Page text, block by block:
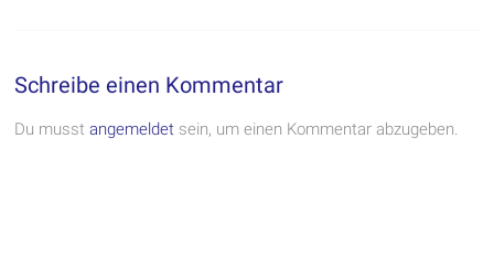
Schreibe einen Kommentar
Du musstangemeldet sein, um einen Kommentar abzugeben.